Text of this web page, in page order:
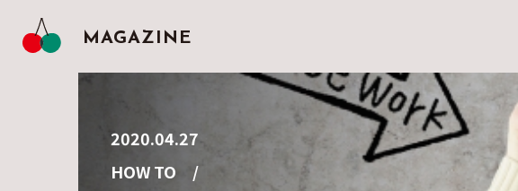
MAGAZINE
2020.11.06
2020.04.27
HOW TO
2020.04.25
INTERVIEW
2020.04.19
2019.02.19
NEWS